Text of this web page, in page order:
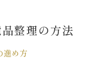
整理の方法
進め方